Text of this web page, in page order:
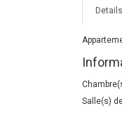
Details
Salle(s)